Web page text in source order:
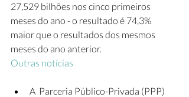
27,529 bilhões nos cinco primeiros
meses do ano - o resultado é 74,3%
maior que o resultados dos mesmos
meses do ano anterior.
Outras notícias
A  Parceria Público-Privada (PPP)